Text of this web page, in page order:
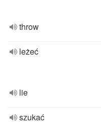
throw
leżeć
lie
szukać